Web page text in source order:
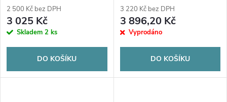
montáž
2 500 Kč bez DPH
3 025 Kč
Skladem 2 ks
DO KOŠÍKU
modul LTE v pouzdře pro
povrchovou montáž s AC/DC
adaptérem a anténou GSM/LTE
3 220 Kč bez DPH
3 896,20 Kč
Vyprodáno
DO KOŠÍKU